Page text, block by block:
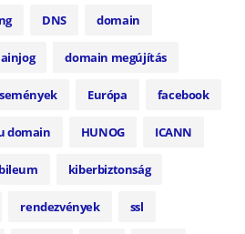
DNS domain
domain megújítás
Európa facebook
domain HUNOG ICANN
kiberbiztonság
rendezvények ssl